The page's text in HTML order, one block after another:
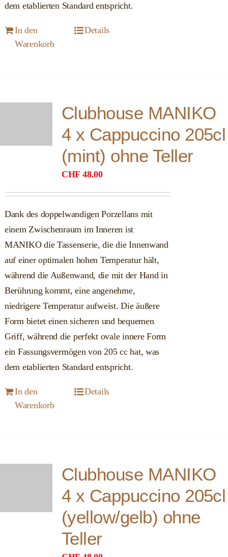
dem etablierten Standard entspricht.
In den
Warenkorb
Details
Clubhouse MANIKO
4 x Cappuccino 205cl
(mint) ohne Teller
CHF 48.00
Dank des doppelwandigen Porzellans mit
einem Zwischenraum im Inneren ist
MANIKO die Tassenserie, die die Innenwand
auf einer optimalen hohen Temperatur hält,
während die Außenwand, die mit der Hand in
Berührung kommt, eine angenehme,
niedrigere Temperatur aufweist. Die äußere
Form bietet einen sicheren und bequemen
Griff, während die perfekt ovale innere Form
ein Fassungsvermögen von 205 cc hat, was
dem etablierten Standard entspricht.
In den
Warenkorb
Details
Clubhouse MANIKO
4 x Cappuccino 205cl
(yellow/gelb) ohne
Teller